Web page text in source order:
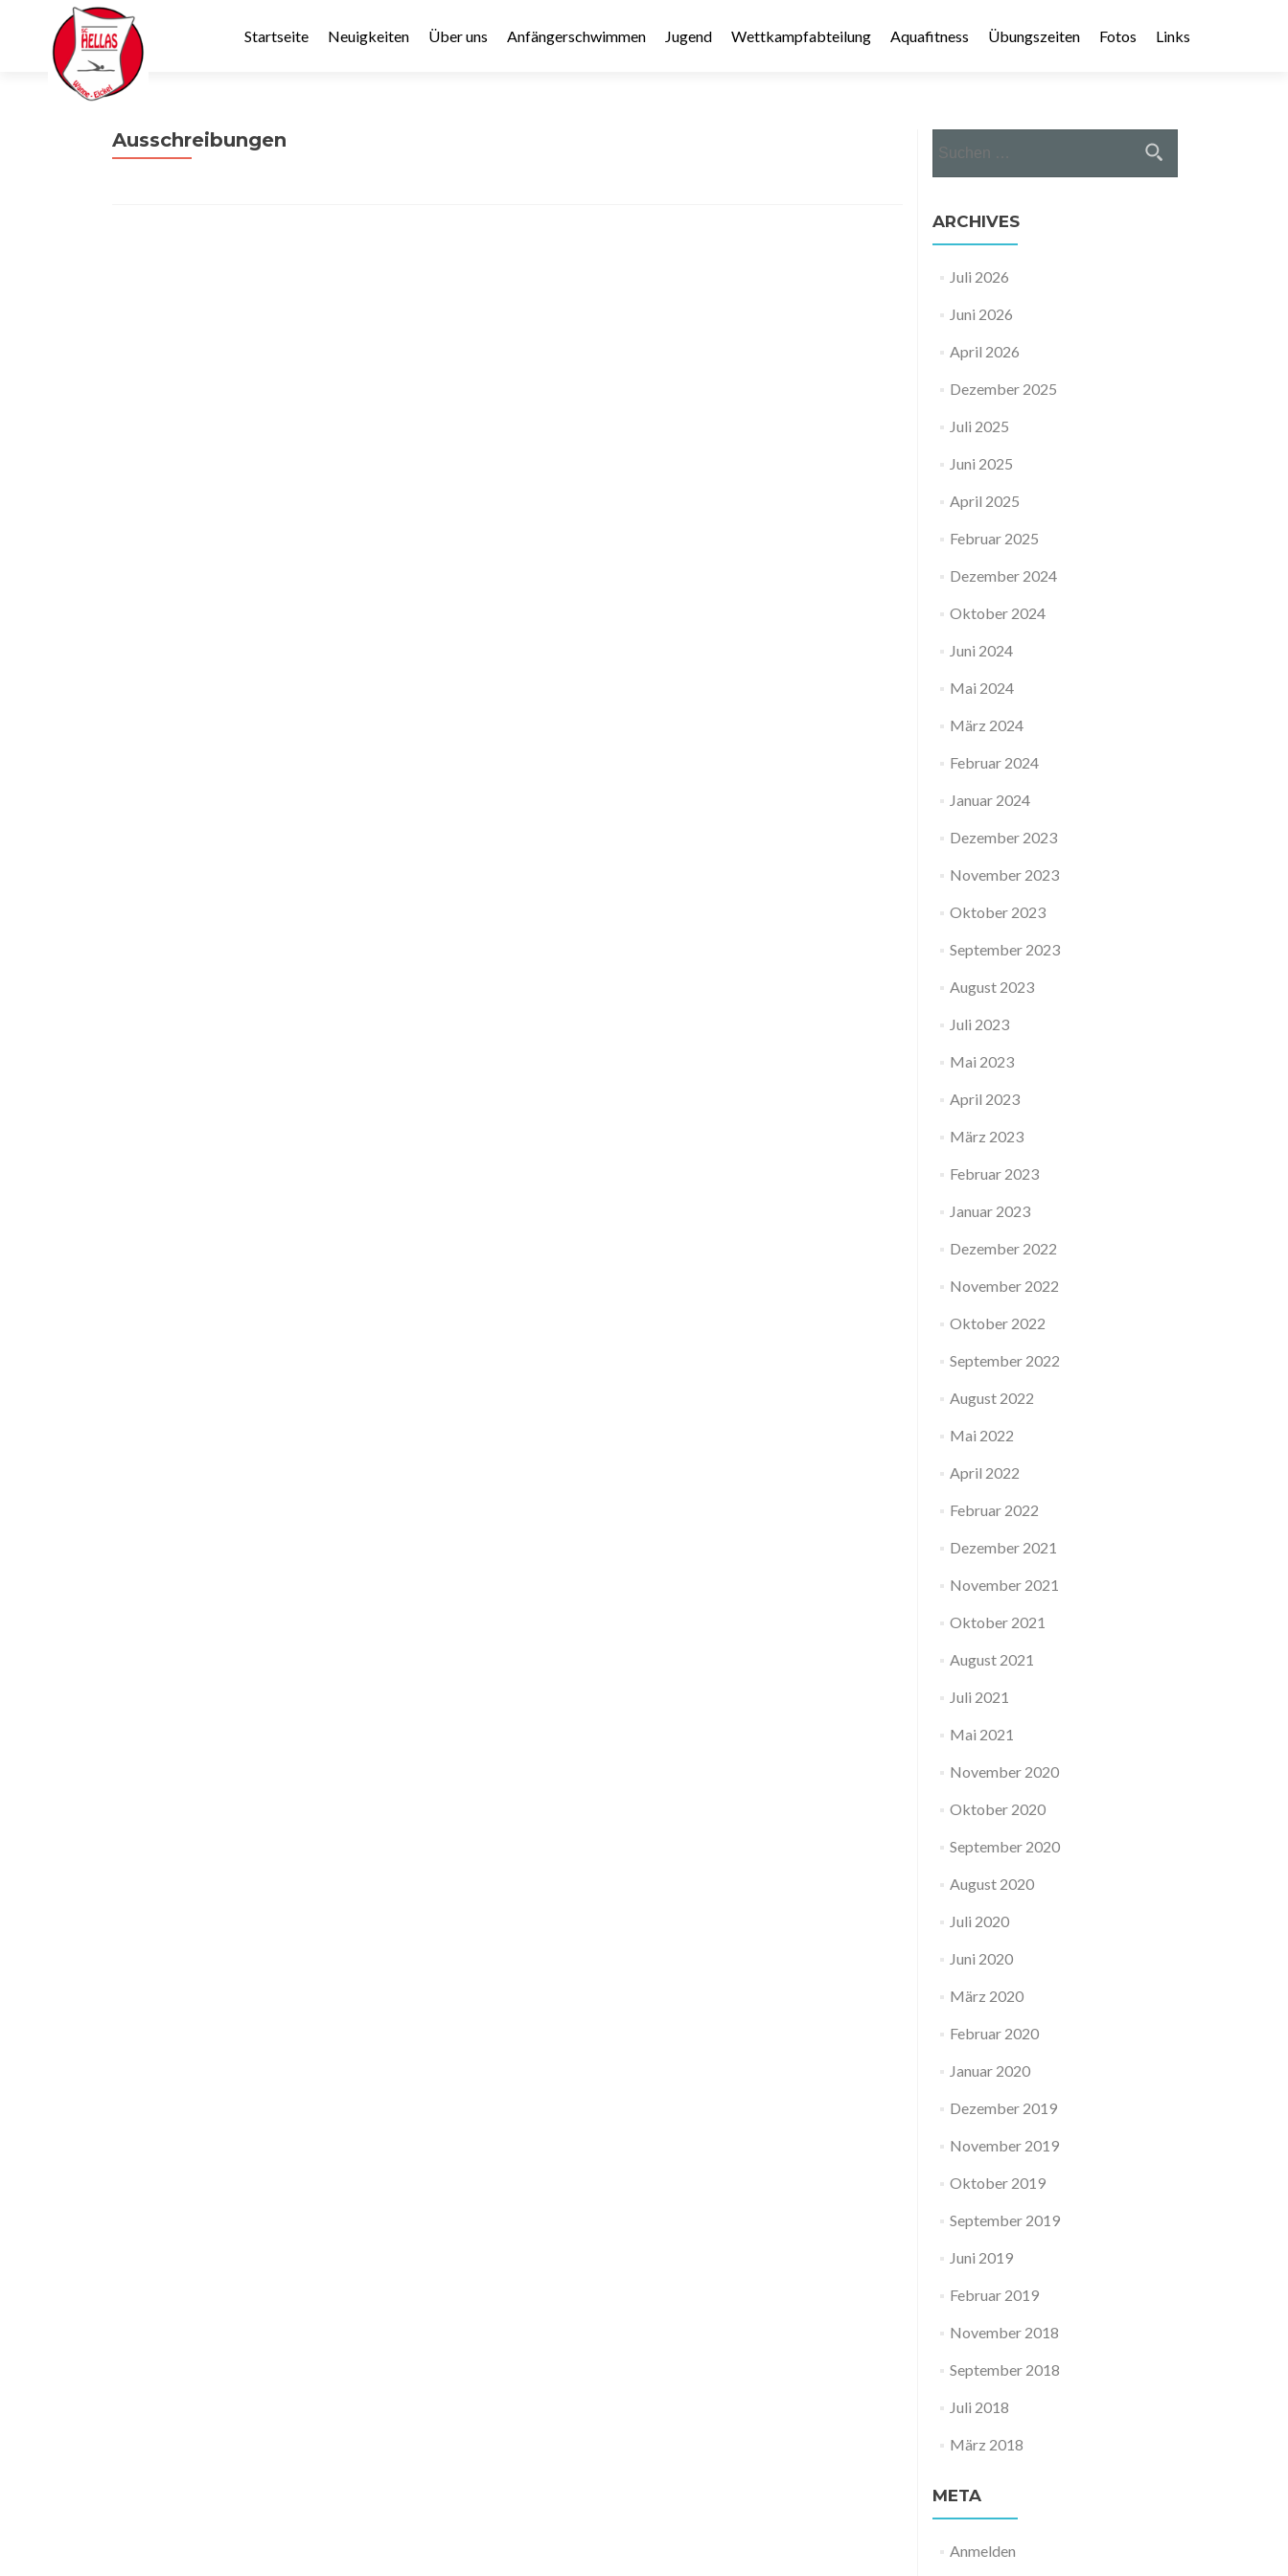
Startseite Neuigkeiten Über uns Anfängerschwimmen Jugend Wettkampfabteilung Aquafitness Übungszeiten Fotos Links
Ausschreibungen
ARCHIVES
Juli 2026
Juni 2026
April 2026
Dezember 2025
Juli 2025
Juni 2025
April 2025
Februar 2025
Dezember 2024
Oktober 2024
Juni 2024
Mai 2024
März 2024
Februar 2024
Januar 2024
Dezember 2023
November 2023
Oktober 2023
September 2023
August 2023
Juli 2023
Mai 2023
April 2023
März 2023
Februar 2023
Januar 2023
Dezember 2022
November 2022
Oktober 2022
September 2022
August 2022
Mai 2022
April 2022
Februar 2022
Dezember 2021
November 2021
Oktober 2021
August 2021
Juli 2021
Mai 2021
November 2020
Oktober 2020
September 2020
August 2020
Juli 2020
Juni 2020
März 2020
Februar 2020
Januar 2020
Dezember 2019
November 2019
Oktober 2019
September 2019
Juni 2019
Februar 2019
November 2018
September 2018
Juli 2018
März 2018
META
Anmelden